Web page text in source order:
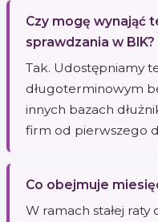
Czy mogę wynająć
sprawdzania w BIK?
Tak. Udostępniamy
długoterminowym
innych bazach
firm od pierwszego
Co obejmuje
W ramach stałej